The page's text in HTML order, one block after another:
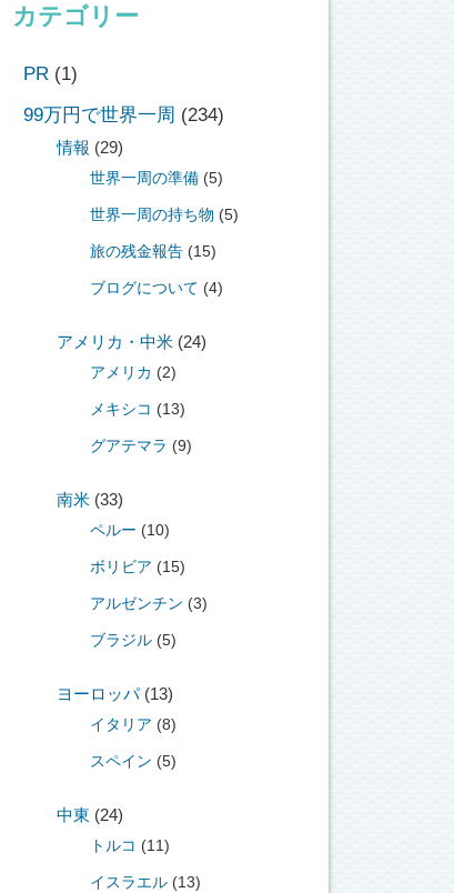
カテゴリー
PR (1)
99万円で世界一周 (234)
情報 (29)
世界一周の準備 (5)
世界一周の持ち物 (5)
旅の残金報告 (15)
ブログについて (4)
アメリカ・中米 (24)
アメリカ (2)
メキシコ (13)
グアテマラ (9)
南米 (33)
ペルー (10)
ボリビア (15)
アルゼンチン (3)
ブラジル (5)
ヨーロッパ(13)
イタリア (8)
スペイン (5)
中東 (24)
トルコ (11)
イスラエル (13)